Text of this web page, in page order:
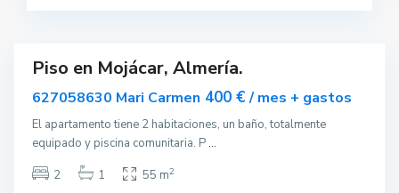
Destacado
Piso en Mojácar, Almería.
627058630 Mari Carmen 400 €/ mes + gastos
El apartamento tiene 2 habitaciones, un baño, totalmente
equipado y piscina comunitaria. P...
2
1 55 m2
R
q
u
e
a
s